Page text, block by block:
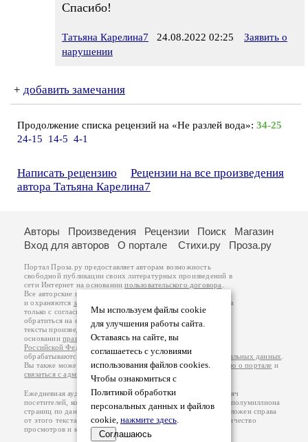
Спасибо!
Татьяна Карелина7 24.08.2022 02:25
Заявить о
нарушении
+ добавить замечания
Продолжение списка рецензий на «Не разлей вода»: 34-25
24-15
14-5 4-1
Написать рецензию
Рецензии на все произведения
автора Татьяна Карелина7
Мы используем файлы cookie
для улучшения работы сайта.
Оставаясь на сайте, вы
соглашаетесь с условиями
использования файлов cookies.
Чтобы ознакомиться с
Политикой обработки
персональных данных и файлов
cookie, нажмите здесь.
Соглашаюсь
Авторы Произведения Рецензии Поиск
Магазин
Вход для авторов
О портале Стихи.ру Проза.ру
Портал Проза.ру предоставляет авторам возможность
свободной публикации своих литературных произведений в
сети Интернет на основаниипользовательского договора
Все авторские права на произведения принадлежат авторам
и охраняются законом
. Перепечатка произведений возможна
только с согласия его автора, к которому вы можете
обратиться на его авторской странице. Ответственность за
тексты произведений авторы несут самостоятельно на
основанииправил публикацииизаконодательства
Российской Федерации
обрабатываются на основанииПолитики обработки персональных данных
Вы также можете посмотреть более подробнуюинформацию о портале и
связаться с администрацией
Ежедневная аудитория портала Проза.ру – порядка 100 тысяч
посетителей, которые в общей сумме просматривают более полумиллиона
страниц по данным счетчика посещаемости, который расположен справа
от этого текста. В каждой графе указано по две цифры: количество
просмотров и количество посетителей.